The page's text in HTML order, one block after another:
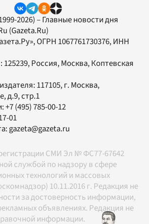
2026) – Главные новости дня
(Gazeta.Ru)
, ОГРН 1067761730376, ИНН
125239, Россия, Москва, Коптевская
117105, г. Москва,
д.9, стр.1
+7 (495) 785-00-12
01
gazeta@gazeta.ru
СМИ Эл № ФС77-67642
службой по надзору в сфере
технологий и массовых
10.11.2016 г. Редакция не
за достоверность информации,
объявлениях. Редакция не
информации.